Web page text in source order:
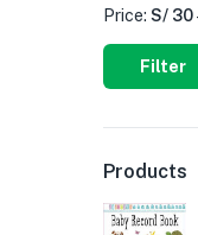
Filter
Price: S/ 30
Products